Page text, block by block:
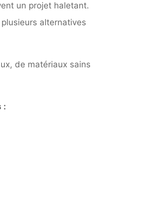
un projet haletant.
alternatives
de matériaux sains
: